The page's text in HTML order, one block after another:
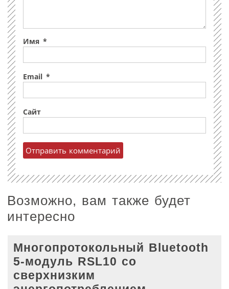
Имя *
Email *
Сайт
Возможно, вам также будет
интересно
Многопротокольный Bluetooth
5-модуль RSL10 со
сверхнизким